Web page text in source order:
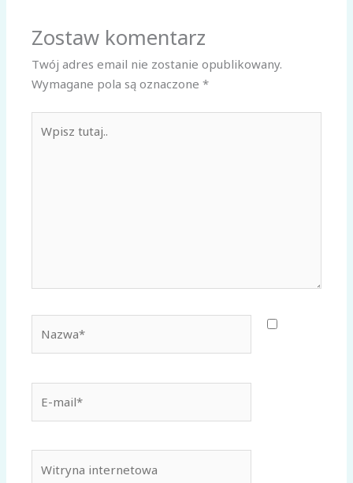
Zostaw komentarz
Twój adres email nie zostanie opublikowany.
Wymagane pola są oznaczone*
tutaj..
mail*
internetowa